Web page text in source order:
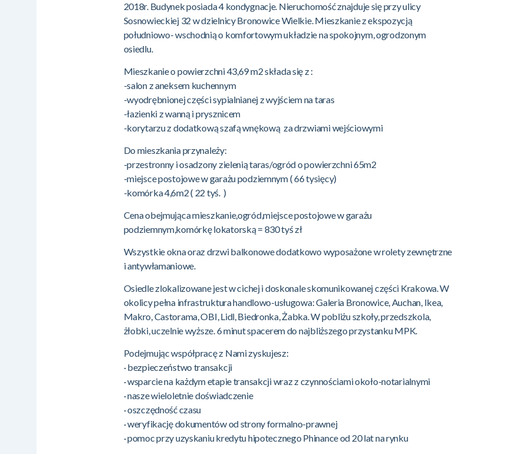
2018r. Budynek posiada 4 kondygnacje. Nieruchomość znajduje się przy ulicy
Sosnowieckiej 32 w dzielnicy Bronowice Wielkie. Mieszkanie z ekspozycją
południowo- wschodnią o komfortowym układzie na spokojnym, ogrodzonym
osiedlu.
Mieszkanie o powierzchni 43,69 m2 składa się z :
-salon z aneksem kuchennym
-wyodrębnionej części sypialnianej z wyjściem na taras
-łazienki z wanną i prysznicem
-korytarzu z dodatkową szafą wnękową za drzwiami wejściowymi
Do mieszkania przynależy:
-przestronny i osadzony zielenią taras/ogród o powierzchni 65m2
-miejsce postojowe w garażu podziemnym ( 66 tysięcy)
-komórka 4,6m2 ( 22 tyś. )
Cena obejmująca mieszkanie,ogród,miejsce postojowe w garażu
podziemnym,komórkę lokatorską = 830 tyś zł
Wszystkie okna oraz drzwi balkonowe dodatkowo wyposażone w rolety zewnętrzne
i antywłamaniowe.
Osiedle zlokalizowane jest w cichej i doskonale skomunikowanej części Krakowa. W
okolicy pełna infrastruktura handlowo-usługowa: Galeria Bronowice, Auchan, Ikea,
Makro, Castorama, OBI, Lidl, Biedronka, Żabka. W pobliżu szkoły, przedszkola,
żłobki, uczelnie wyższe. 6 minut spacerem do najbliższego przystanku MPK.
Podejmując współpracę z Nami zyskujesz:
· bezpieczeństwo transakcji
· wsparcie na każdym etapie transakcji wraz z czynnościami około-notarialnymi
· nasze wieloletnie doświadczenie
· oszczędność czasu
· weryfikację dokumentów od strony formalno-prawnej
· pomoc przy uzyskaniu kredytu hipotecznego Phinance od 20 lat na rynku